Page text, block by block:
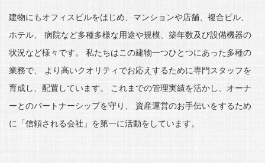
建物にもオフィスビルをはじめ、マンションや店舗、複合ビル、
ホテル、
病院など多種多様な用途や規模、築年数及び設備機器の
状況など様々です。
私たちはこの建物一つひとつにあった多種の
業務で、
より高いクオリティでお応えするために専門スタッフを
育成し、配置しています。
これまでの管理実績を活かし、オーナ
ーとのパートナーシップを守り、
資産運営のお手伝いをするため
に「信頼される会社」を第一に活動をしています。